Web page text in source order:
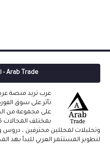
Arab Trade - التجارة العربية
عرب تريد منصة
تأثر على سوق
على مجموعة من
بمختلف
وتحليلات لمحللين محترفين ، دروس
لتطوير المستثمر العربي للبدأ